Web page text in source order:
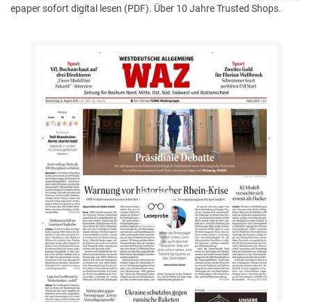
epaper sofort digital lesen (PDF). Über 10 Jahre Trusted Shops.